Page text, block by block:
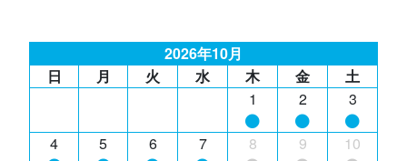
2026年10月
日
月 火 水 木 金
土
1
2 3
4 5 6 7 8 9 10